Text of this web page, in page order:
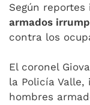
Según reportes
armados
contra los
El coronel
la Policía Valle,
hombres